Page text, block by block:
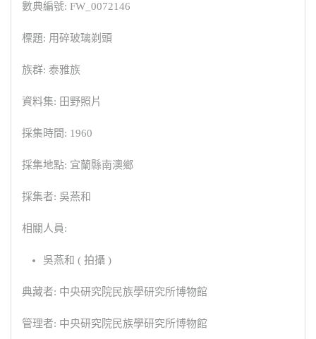
數典編號: FW_0072146
標題: 用碎玻璃剃頭
族群: 泰雅族
資料集: 田野照片
採集時間: 1960
採集地點: 宜蘭縣南澳鄉
採集者: 吳燕和
相關人員:
吳燕和 ( 拍攝 )
典藏者: 中央研究院民族學研究所博物館
管理者: 中央研究院民族學研究所博物館